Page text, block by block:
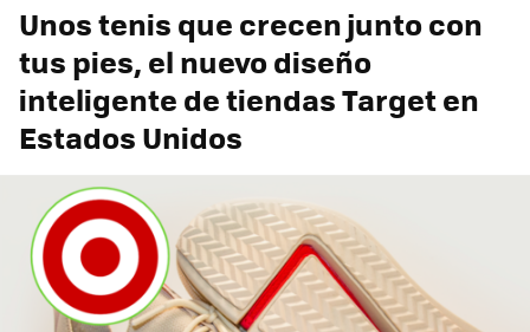
Unos tenis que crecen junto con
tus pies, el nuevo diseño
inteligente de tiendas Target en
Estados Unidos